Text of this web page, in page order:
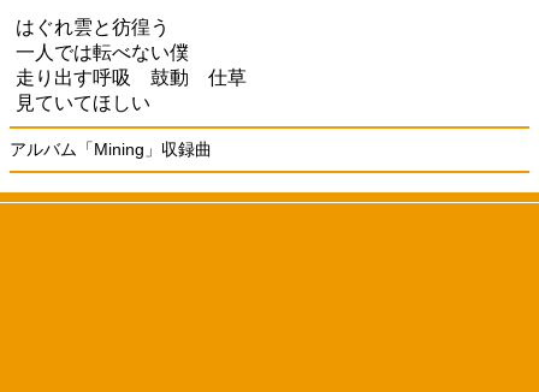
はぐれ雲と彷徨う
一人では転べない僕
走り出す呼吸 鼓動 仕草
見ていてほしい
アルバム「Mining」収録曲